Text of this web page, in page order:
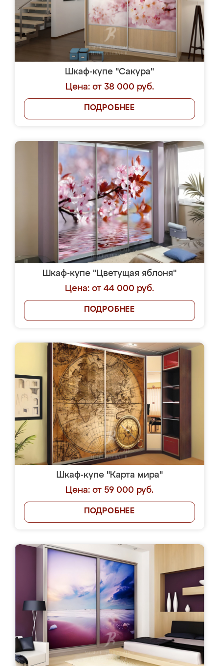
Шкаф-купе "Сакура"
Цена: от 38 000 руб.
ПОДРОБНЕЕ
Шкаф-купе "Цветущая яблоня"
Цена: от 44 000 руб.
ПОДРОБНЕЕ
Шкаф-купе "Карта мира"
Цена: от 59 000 руб.
ПОДРОБНЕЕ